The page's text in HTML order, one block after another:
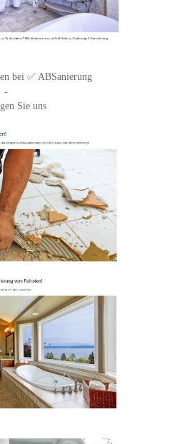
bei ✅ ABSanierung
-
Sie uns